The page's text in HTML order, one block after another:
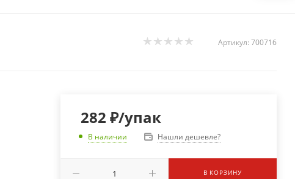
Артикул: 700716
282 ₽/упак
В наличии Нашли дешевле?
В КОРЗИНУ